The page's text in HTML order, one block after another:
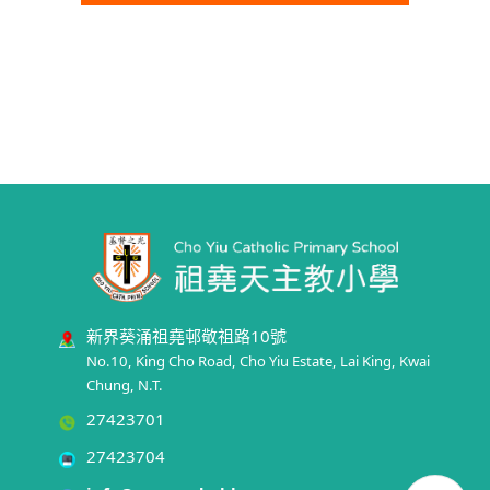
新界葵涌祖堯邨敬祖路10號
No.10, King Cho Road, Cho Yiu Estate, Lai King, Kwai
Chung, N.T.
27423701
27423704